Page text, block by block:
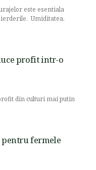
este esentiala
Umiditatea,
profit intr-o
din culturi mai putin
pentru fermele